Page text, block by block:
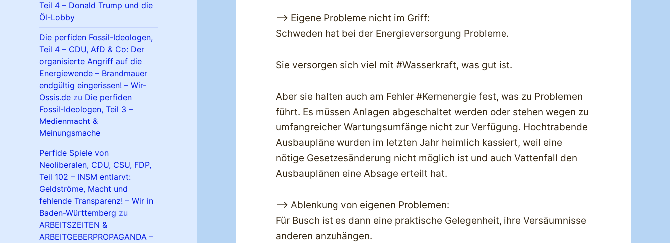
Teil 4 – Donald Trump und die
Öl-Lobby
Die perfiden Fossil-Ideologen,
Teil 4 – CDU, AfD & Co: Der
organisierte Angriff auf die
Energiewende – Brandmauer
endgültig eingerissen! – Wir-
Ossis.de zu Die perfiden
Fossil-Ideologen, Teil 3 –
Medienmacht &
Meinungsmache
Perfide Spiele von
Neoliberalen, CDU, CSU, FDP,
Teil 102 – INSM entlarvt:
Geldströme, Macht und
fehlende Transparenz! – Wir in
Baden-Württemberg zu
ARBEITSZEITEN &
ARBEITGEBERPROPAGANDA –
—> Eigene Probleme nicht im Griff:
Schweden hat bei der Energieversorgung Probleme.
Sie versorgen sich viel mit #Wasserkraft, was gut ist.
Aber sie halten auch am Fehler #Kernenergie fest, was zu Problemen
führt. Es müssen Anlagen abgeschaltet werden oder stehen wegen zu
umfangreicher Wartungsumfänge nicht zur Verfügung. Hochtrabende
Ausbaupläne wurden im letzten Jahr heimlich kassiert, weil eine
nötige Gesetzesänderung nicht möglich ist und auch Vattenfall den
Ausbauplänen eine Absage erteilt hat.
—> Ablenkung von eigenen Problemen:
Für Busch ist es dann eine praktische Gelegenheit, ihre Versäumnisse
anderen anzuhängen.